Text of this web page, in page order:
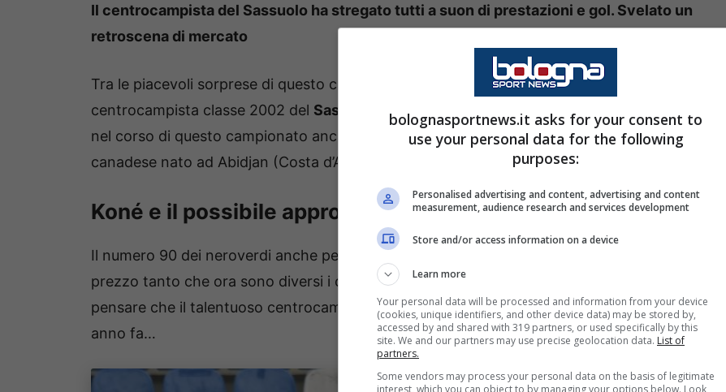
Il centrocampista del Sassuolo ha stregato tutti a suon di prestazioni e gol. Svelato un
retroscena di mercato
Tra le piacevoli sorprese di questo campionato di c’è sicuramente Ismaël
centrocampista classe 2002 del Sassuolo . La formazione di Grosso
sta ben figurando
nel corso di questo campionato anche grazie alle prestazioni del centrocampista
canadese nato ad Abidjan (Costa d’Avorio).
Koné e il possibile approdo al Bologna: il retroscena
Il numero 90 dei neroverdi anche per via dei 5 gol realizzati ha fatto lievitare il proprio
prezzo tanto che ora sono diversi i club alla finestra per assicurarsi le sue prestazioni. E
pensare che il talentuoso centrocampista sarebbe potuto approdare alBolognaqualche
anno fa…
bolognasportnews.it asks for your consent to
use your personal data for the following
purposes:
Personalised advertising and content, advertising and content
measurement, audience research and services development
Store and/or access information on a device
Learn more
Your personal data will be processed and information from your device
(cookies, unique identifiers, and other device data) may be stored by,
accessed by and shared with 319 partners, or used specifically by this
site. We and our partners may use precise geolocation data. List of
partners.
Some vendors may process your personal data on the basis of legitimate
interest, which you can object to by managing your options below. Look